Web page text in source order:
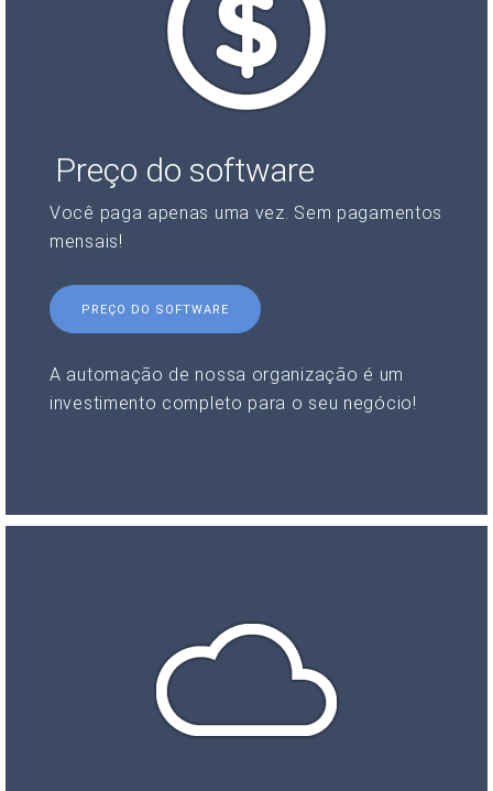
Preço do software
Você paga apenas uma vez. Sem pagamentos
mensais!
PREÇO DO SOFTWARE
A automação de nossa organização é um
investimento completo para o seu negócio!